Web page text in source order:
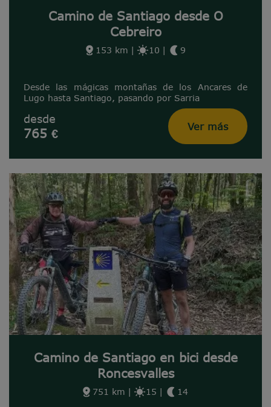
Camino de Santiago desde O
Cebreiro
153 km 10 9
Desde las mágicas montañas de los Ancares de
Lugo hasta Santiago, pasando por Sarria
desde
765 € Ver más
Camino de Santiago en bici desde
Roncesvalles
751 km 15 14